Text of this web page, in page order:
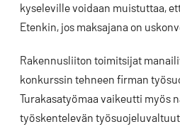
kyseleville voidaan muistuttaa,
Etenkin, jos maksajana on
Rakennusliiton toimitsijat
konkurssin tehneen firman
Turakasatyömaa vaikeutti myös
työskentelevän